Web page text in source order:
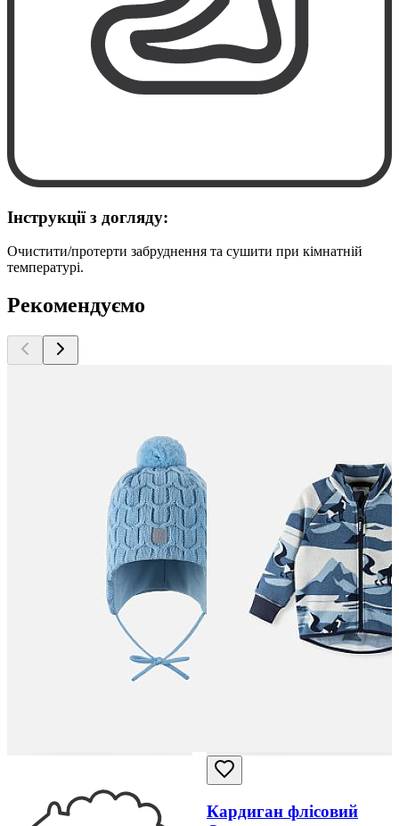
Інструкції з догляду:
Очистити/протерти забруднення та сушити при кімнатній
температурі.
Рекомендуємо
Кардиган флісовий